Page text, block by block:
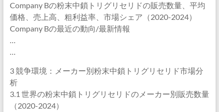
Company Bの粉末中鎖トリグリセリドの販売数量、平均
価格、売上高、粗利益率、市場シェア（2020-2024）
Company Bの最近の動向/最新情報
…
…
3 競争環境：メーカー別粉末中鎖トリグリセリド市場分
析
3.1 世界の粉末中鎖トリグリセリドのメーカー別販売数量
（2020-2024）